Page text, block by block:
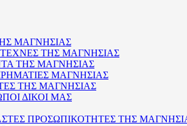
ΜΑΓΝΗΣΙΑΣ
ΤΗΣ ΜΑΓΝΗΣΙΑΣ
ΤΗΣ ΜΑΓΝΗΣΙΑΣ
ΜΑΓΝΗΣΙΑΣ
ΤΗΣ ΜΑΓΝΗΣΙΑΣ
ΔΙΚΟΙ ΜΑΣ
ΠΡΟΣΩΠΙΚΟΤΗΤΕΣ ΤΗΣ